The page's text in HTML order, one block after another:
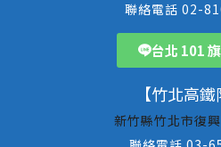
聯絡電話 02-
台北 101
【竹北高鐵
新竹縣竹北市復